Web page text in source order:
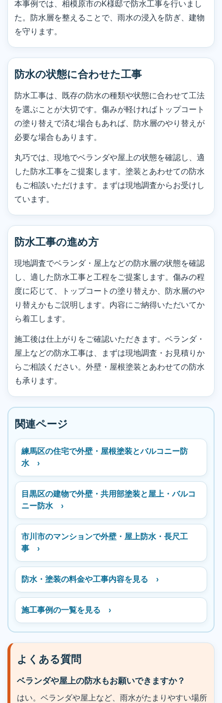
本事例では、相模原市のK様邸で防水工事を行いまし
た。防水層を整えることで、雨水の浸入を防ぎ、建物
を守ります。
防水の状態に合わせた工事
防水工事は、既存の防水の種類や状態に合わせて工法
を選ぶことが大切です。傷みが軽ければトップコート
の塗り替えで済む場合もあれば、防水層のやり替えが
必要な場合もあります。
丸巧では、現地でベランダや屋上の状態を確認し、適
した防水工事をご提案します。塗装とあわせての防水
もご相談いただけます。まずは現地調査からお受けし
ています。
防水工事の進め方
現地調査でベランダ・屋上などの防水層の状態を確認
し、適した防水工事と工程をご提案します。傷みの程
度に応じて、トップコートの塗り替えか、防水層のや
り替えかもご説明します。内容にご納得いただいてか
ら着工します。
施工後は仕上がりをご確認いただきます。ベランダ・
屋上などの防水工事は、まずは現地調査・お見積りか
らご相談ください。外壁・屋根塗装とあわせての防水
も承ります。
関連ページ
練馬区の住宅で外壁・屋根塗装とバルコニー防
水 ›
目黒区の建物で外壁・共用部塗装と屋上・バルコ
ニー防水 ›
市川市のマンションで外壁・屋上防水・長尺工
事 ›
防水・塗装の料金や工事内容を見る ›
施工事例の一覧を見る ›
よくある質問
ベランダや屋上の防水もお願いできますか？
はい。ベランダや屋上など、雨水がたまりやすい場所